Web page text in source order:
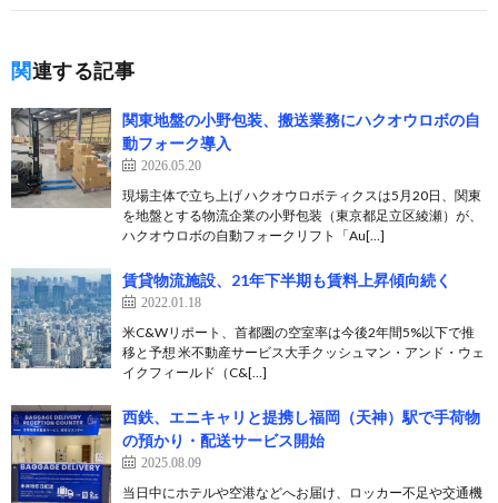
関連する記事
関東地盤の小野包装、搬送業務にハクオウロボの自
動フォーク導入
2026.05.20
現場主体で立ち上げ ハクオウロボティクスは5月20日、関東
を地盤とする物流企業の小野包装（東京都足立区綾瀬）が、
ハクオウロボの自動フォークリフト「Au[…]
賃貸物流施設、21年下半期も賃料上昇傾向続く
2022.01.18
米C&Wリポート、首都圏の空室率は今後2年間5%以下で推
移と予想 米不動産サービス大手クッシュマン・アンド・ウェ
イクフィールド（C&[…]
西鉄、エニキャリと提携し福岡（天神）駅で手荷物
の預かり・配送サービス開始
2025.08.09
当日中にホテルや空港などへお届け、ロッカー不足や交通機